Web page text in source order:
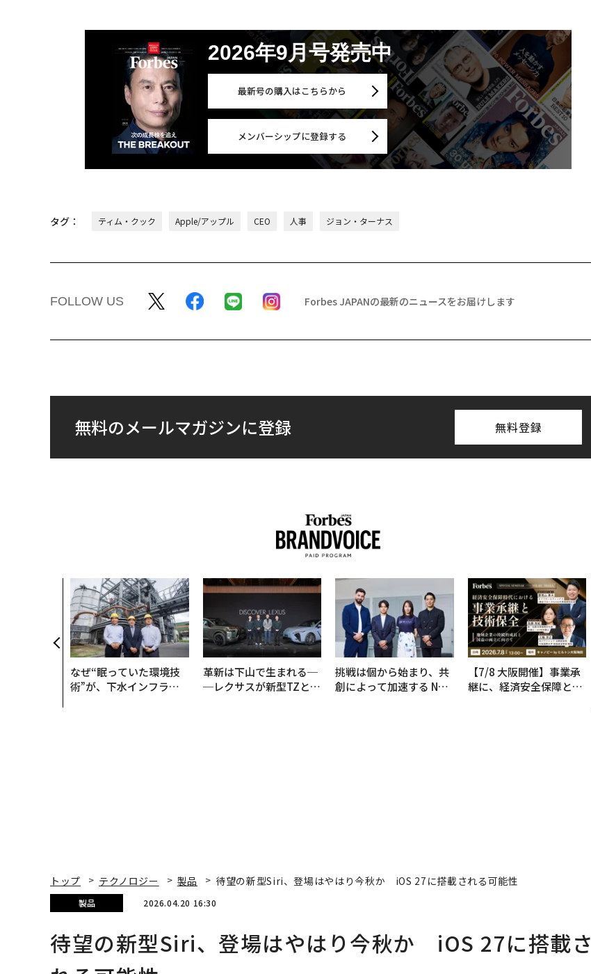
2026年9月号発売中
最新号の購入はこちらから
メンバーシップに登録する
タグ： ティム・クック Apple/アップル CEO 人事 ジョン・ターナス
FOLLOW US Forbes JAPANの最新のニュースをお届けします
無料のメールマガジンに登録 無料登録
なぜ“眠っていた環境技
術”が、下水インフラを
革新は下山で生まれる─
─レクサスが新型TZとE
挑戦は個から始まり、共
創によって加速する NOR
【7/8 大阪開催】事業承
継に、経済安全保障とい
トップ テクノロジー 製品 待望の新型Siri、登場はやはり今秋か iOS 27に搭載される可能性
製品 2026.04.20 16:30
待望の新型Siri、登場はやはり今秋か iOS 27に搭載さ